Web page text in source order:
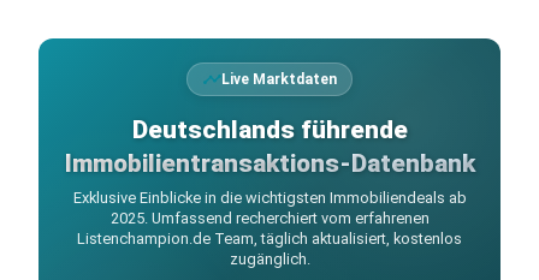
Live Marktdaten
Deutschlands führende
Immobilientransaktions-Datenbank
Exklusive Einblicke in die wichtigsten Immobiliendeals ab
2025. Umfassend recherchiert vom erfahrenen
Listenchampion.de Team, täglich aktualisiert, kostenlos
zugänglich.